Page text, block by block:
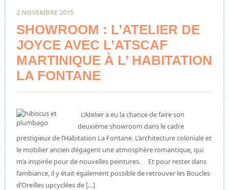
2 NOVEMBRE 2015
SHOWROOM : L’ATELIER DE
JOYCE AVEC L’ATSCAF
MARTINIQUE À L’ HABITATION
LA FONTANE
L’Atelier a eu la chance de faire son
deuxième showroom dans le cadre
prestigieux de l’Habitation La Fontane. L’architecture coloniale et
le mobilier ancien dégagent une atmosphère romantique, qui
m’a inspirée pour de nouvelles peintures. Et pour rester dans
l’ambiance, il y était également possible de retrouver les Boucles
d’Oreilles upcyclées de […]